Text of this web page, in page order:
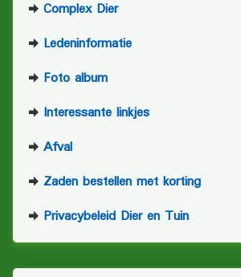
Complex Dier
Ledeninformatie
Foto album
Interessante linkjes
Afval
Zaden bestellen met korting
Privacybeleid Dier en Tuin